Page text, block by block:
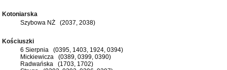
Kotoniarska
Szybowa NŻ (2037, 2038)
Kościuszki
6 Sierpnia (0395, 1403, 1924, 0394)
Mickiewicza (0389, 0399, 0390)
Radwańska (1703, 1702)